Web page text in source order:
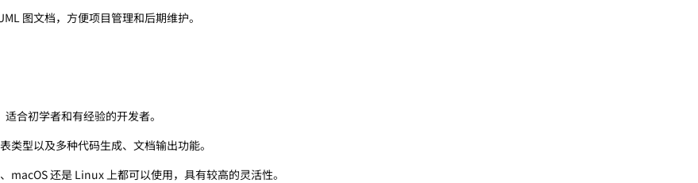
图文档，方便项目管理和后期维护。
合初学者和有经验的开发者。
类型以及多种代码生成、文档输出功能。
macOS 还是 Linux 上都可以使用，具有较高的灵活性。